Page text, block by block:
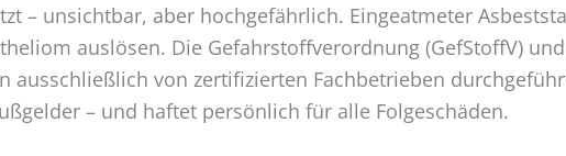
– unsichtbar, aber hochgefährlich. Eingeatmeter
auslösen. Die Gefahrstoffverordnung (GefStoffV) und
ausschließlich von zertifizierten Fachbetrieben
– und haftet persönlich für alle Folgeschäden.